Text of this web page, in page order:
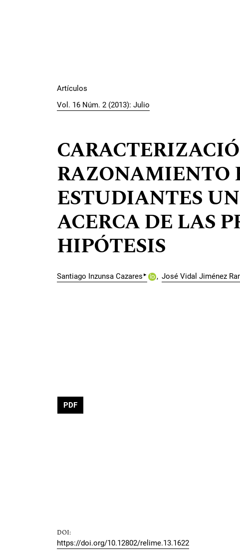
Artículos
Vol. 16 Núm. 2 (2013): Julio
RAZONAMIENTO
ESTUDIANTES
ACERCA DE LAS
HIPÓTESIS
Santiago Inzunsa Cazares ▸ José Vidal Jiménez
PDF
DOI:
https://doi.org/10.12802/relime.13.1622